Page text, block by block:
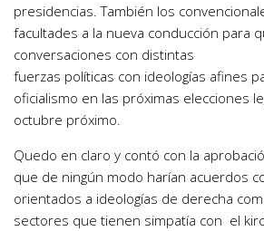
presidencias. También los
facultades a la nueva conducción para
conversaciones con distintas
fuerzas políticas con ideologías afines
oficialismo en las próximas elecciones
octubre próximo.
Quedo en claro y contó con la
que de ningún modo harían acuerdos
orientados a ideologías de derecha
sectores que tienen simpatía con el